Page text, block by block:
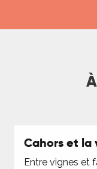
Cahors et la
Entre vignes et